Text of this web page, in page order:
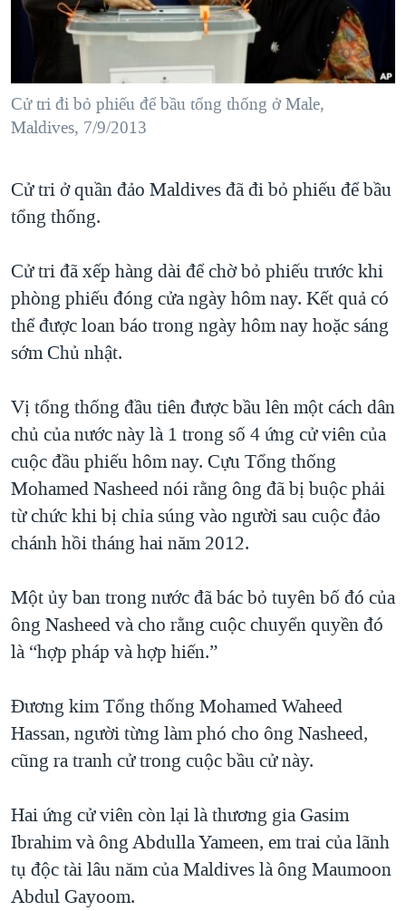
"Tìm"
NGƯỜI VIỆT HẢI NGOẠI
ĐỜI SỐNG
KINH TẾ
KHOA HỌC
VĂN HOÁ
THỂ THAO
HÀNH TRÌNH BẦU CỬ 2024
MỘT NĂM CHIẾN TRANH TẠI DẢI GAZA
GIẢI MÃ VÀNH ĐAI & CON ĐƯỜNG
NGÀY TỊ NẠN THẾ GIỚI
GROUND ZERO – XƯA VÀ NAY
CÁC GIÁ TRỊ CỘNG HÒA Ở VIỆT NAM
THƯỢNG ĐỈNH TRUMP-KIM TẠI VIỆT NAM
TRỊNH VĨNH BÌNH VS. CHÍNH PHỦ VIỆT NAM
NGƯ DÂN VIỆT VÀ LÀN SÓNG TRỘM HẢI SÂM
BÊN KIA QUỐC LỘ: TIẾNG VỌNG TỪ NÔNG THÔN MỸ
QUAN HỆ VIỆT MỸ
VIDEO
MẠNG XÃ HỘI
Ngôn ngữ khác
Cử tri đi bỏ phiếu để bầu tổng thống ở Male,
Maldives, 7/9/2013
Cử tri ở quần đảo Maldives đã đi bỏ phiếu để bầu
tổng thống.
Cử tri đã xếp hàng dài để chờ bỏ phiếu trước khi
phòng phiếu đóng cửa ngày hôm nay. Kết quả có
thể được loan báo trong ngày hôm nay hoặc sáng
sớm Chủ nhật.
Vị tổng thống đầu tiên được bầu lên một cách dân
chủ của nước này là 1 trong số 4 ứng cử viên của
cuộc đầu phiếu hôm nay. Cựu Tổng thống
Mohamed Nasheed nói rằng ông đã bị buộc phải
từ chức khi bị chỉa súng vào người sau cuộc đảo
chánh hồi tháng hai năm 2012.
Một ủy ban trong nước đã bác bỏ tuyên bố đó của
ông Nasheed và cho rằng cuộc chuyển quyền đó
là “hợp pháp và hợp hiến.”
Đương kim Tổng thống Mohamed Waheed
Hassan, người từng làm phó cho ông Nasheed,
cũng ra tranh cử trong cuộc bầu cử này.
Hai ứng cử viên còn lại là thương gia Gasim
Ibrahim và ông Abdulla Yameen, em trai của lãnh
tụ độc tài lâu năm của Maldives là ông Maumoon
Abdul Gayoom.